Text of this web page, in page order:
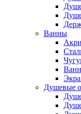
Ванны
Душевые